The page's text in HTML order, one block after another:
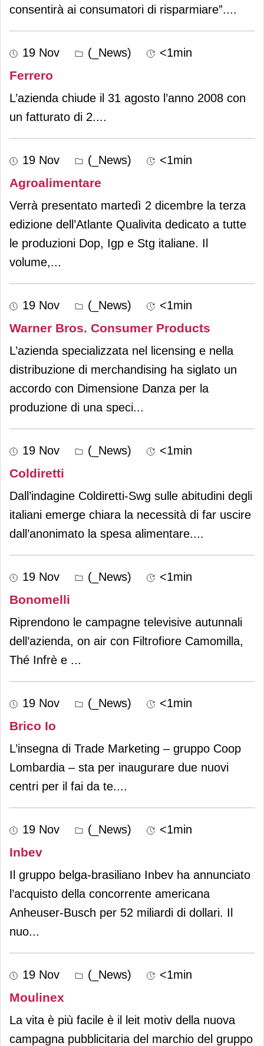
consentirà ai consumatori di risparmiare”....
19 Nov (_News) <1min
Ferrero
L’azienda chiude il 31 agosto l’anno 2008 con
un fatturato di 2....
19 Nov (_News) <1min
Agroalimentare
Verrà presentato martedì 2 dicembre la terza
edizione dell’Atlante Qualivita dedicato a tutte
le produzioni Dop, Igp e Stg italiane. Il
volume,...
19 Nov (_News) <1min
Warner Bros. Consumer Products
L’azienda specializzata nel licensing e nella
distribuzione di merchandising ha siglato un
accordo con Dimensione Danza per la
produzione di una speci...
19 Nov (_News) <1min
Coldiretti
Dall’indagine Coldiretti-Swg sulle abitudini degli
italiani emerge chiara la necessità di far uscire
dall’anonimato la spesa alimentare....
19 Nov (_News) <1min
Bonomelli
Riprendono le campagne televisive autunnali
dell’azienda, on air con Filtrofiore Camomilla,
Thé Infrè e ...
19 Nov (_News) <1min
Brico Io
L’insegna di Trade Marketing – gruppo Coop
Lombardia – sta per inaugurare due nuovi
centri per il fai da te....
19 Nov (_News) <1min
Inbev
Il gruppo belga-brasiliano Inbev ha annunciato
l’acquisto della concorrente americana
Anheuser-Busch per 52 miliardi di dollari. Il
nuo...
19 Nov (_News) <1min
Moulinex
La vita è più facile è il leit motiv della nuova
campagna pubblicitaria del marchio del gruppo